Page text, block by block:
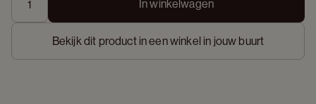
In winkelwagen
Bekijk dit product in een winkel in jouw buurt